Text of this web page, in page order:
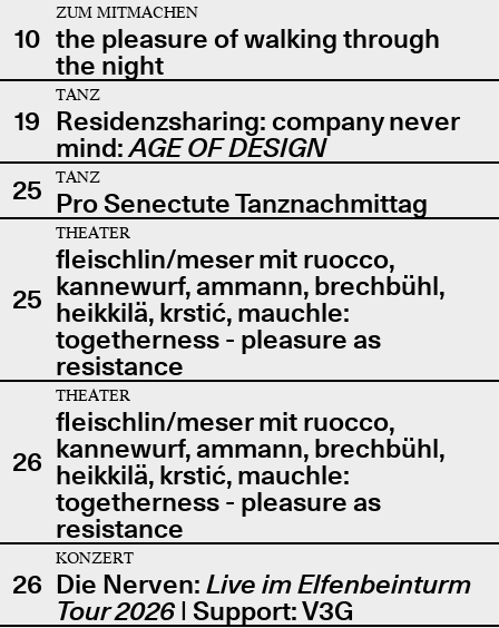
10
ZUM MITMACHEN
the pleasure of walking through
the night
19
TANZ
Residenzsharing: company never
mind:AGE OF DESIGN
25
TANZ
Pro Senectute Tanznachmittag
25
THEATER
fleischlin/meser mit ruocco,
kannewurf, ammann, brechbühl,
heikkilä, krstić, mauchle:
togetherness - pleasure as
resistance
26
THEATER
fleischlin/meser mit ruocco,
kannewurf, ammann, brechbühl,
heikkilä, krstić, mauchle:
togetherness - pleasure as
resistance
26
KONZERT
Die Nerven: Live im Elfenbeinturm
Tour 2026| Support: V3G